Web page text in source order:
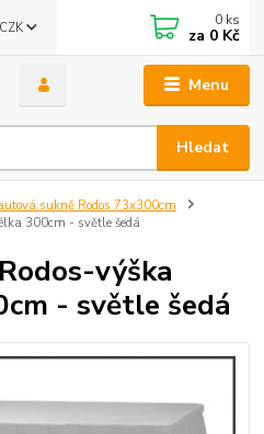
Menu
CZK
Hledat
0 ks
za 0 Kč
sukně Rodos 73x300cm
300cm - světle šedá
výška
- světle šedá